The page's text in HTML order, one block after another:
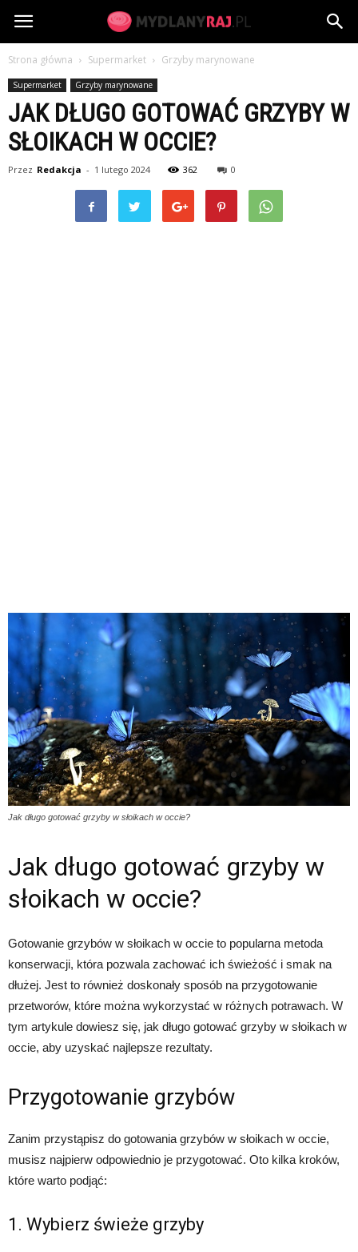
MydlanyRaj.pl
Strona główna Supermarket Grzyby marynowane
Supermarket Grzyby marynowane
JAK DŁUGO GOTOWAĆ GRZYBY W
SŁOIKACH W OCCIE?
Przez Redakcja - 1 lutego 2024 362 0
Jak długo gotować grzyby w słoikach w occie?
Jak długo gotować grzyby w
słoikach w occie?
Gotowanie grzybów w słoikach w occie to popularna metoda
konserwacji, która pozwala zachować ich świeżość i smak na
dłużej. Jest to również doskonały sposób na przygotowanie
przetworów, które można wykorzystać w różnych potrawach. W
tym artykule dowiesz się, jak długo gotować grzyby w słoikach w
occie, aby uzyskać najlepsze rezultaty.
Przygotowanie grzybów
Zanim przystąpisz do gotowania grzybów w słoikach w occie,
musisz najpierw odpowiednio je przygotować. Oto kilka kroków,
które warto podjąć:
1. Wybierz świeże grzyby